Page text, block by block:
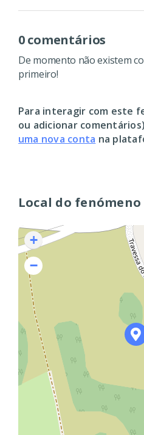
Local do fenómeno
+
−
0 comentários
De momento não existem
primeiro!
Para interagir com este
ou adicionar
uma nova conta na